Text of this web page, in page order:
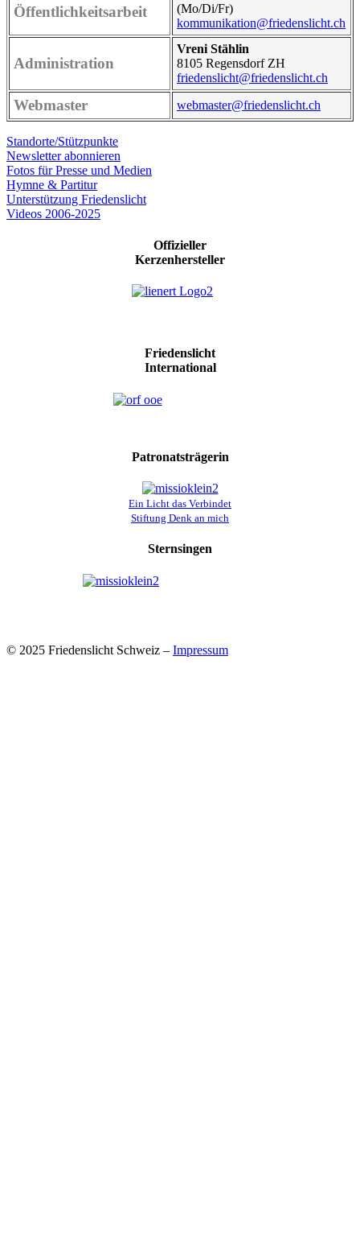
Öffentlichkeitsarbeit
(Mo/Di/Fr)
kommunikation@friedenslicht.ch
Administration
Vreni Stählin
8105 Regensdorf ZH
friedenslicht@friedenslicht.ch
Webmaster webmaster@friedenslicht.ch
Standorte/Stützpunkte
Newsletter abonnieren
Fotos für Presse und Medien
Hymne & Partitur
Unterstützung Friedenslicht
Videos 2006-2025
Offizieller
Kerzenhersteller
Friedenslicht
International
Patronatsträgerin
Ein Licht das Verbindet
Stiftung Denk an mich
Sternsingen
© 2025 Friedenslicht Schweiz – Impressum